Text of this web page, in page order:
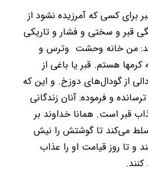
برای کسی که آمرزیده نشود از
قبر و سختی و فشار و تاریکی
من خانه وحشت وترس و
هستم. قبر یا باغی از
از گودال‌های دوزخ. و این که
و فرموده: آنان زندگانی
قبر است. همانا خداوند بر
می‌کند تا گوشتش را نیش
و تا روز قیامت او را عذاب